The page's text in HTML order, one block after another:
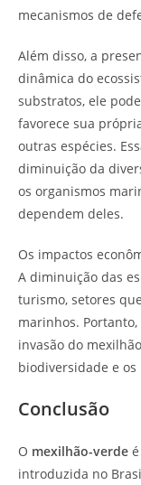
mecanismos de
Além disso, a
dinâmica do
substratos, ele
favorece sua
outras espécies.
diminuição da
os organismos
dependem deles.
Os impactos
A diminuição das
turismo, setores
marinhos.
invasão do
biodiversidade e os
Conclusão
O mexilhão-verde
introduzida no